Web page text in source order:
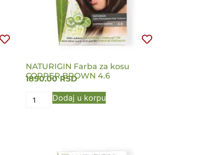
NATURIGIN Farba za kosu
COPPER BROWN 4.6
1890.00RSD
Dodaj u korpu